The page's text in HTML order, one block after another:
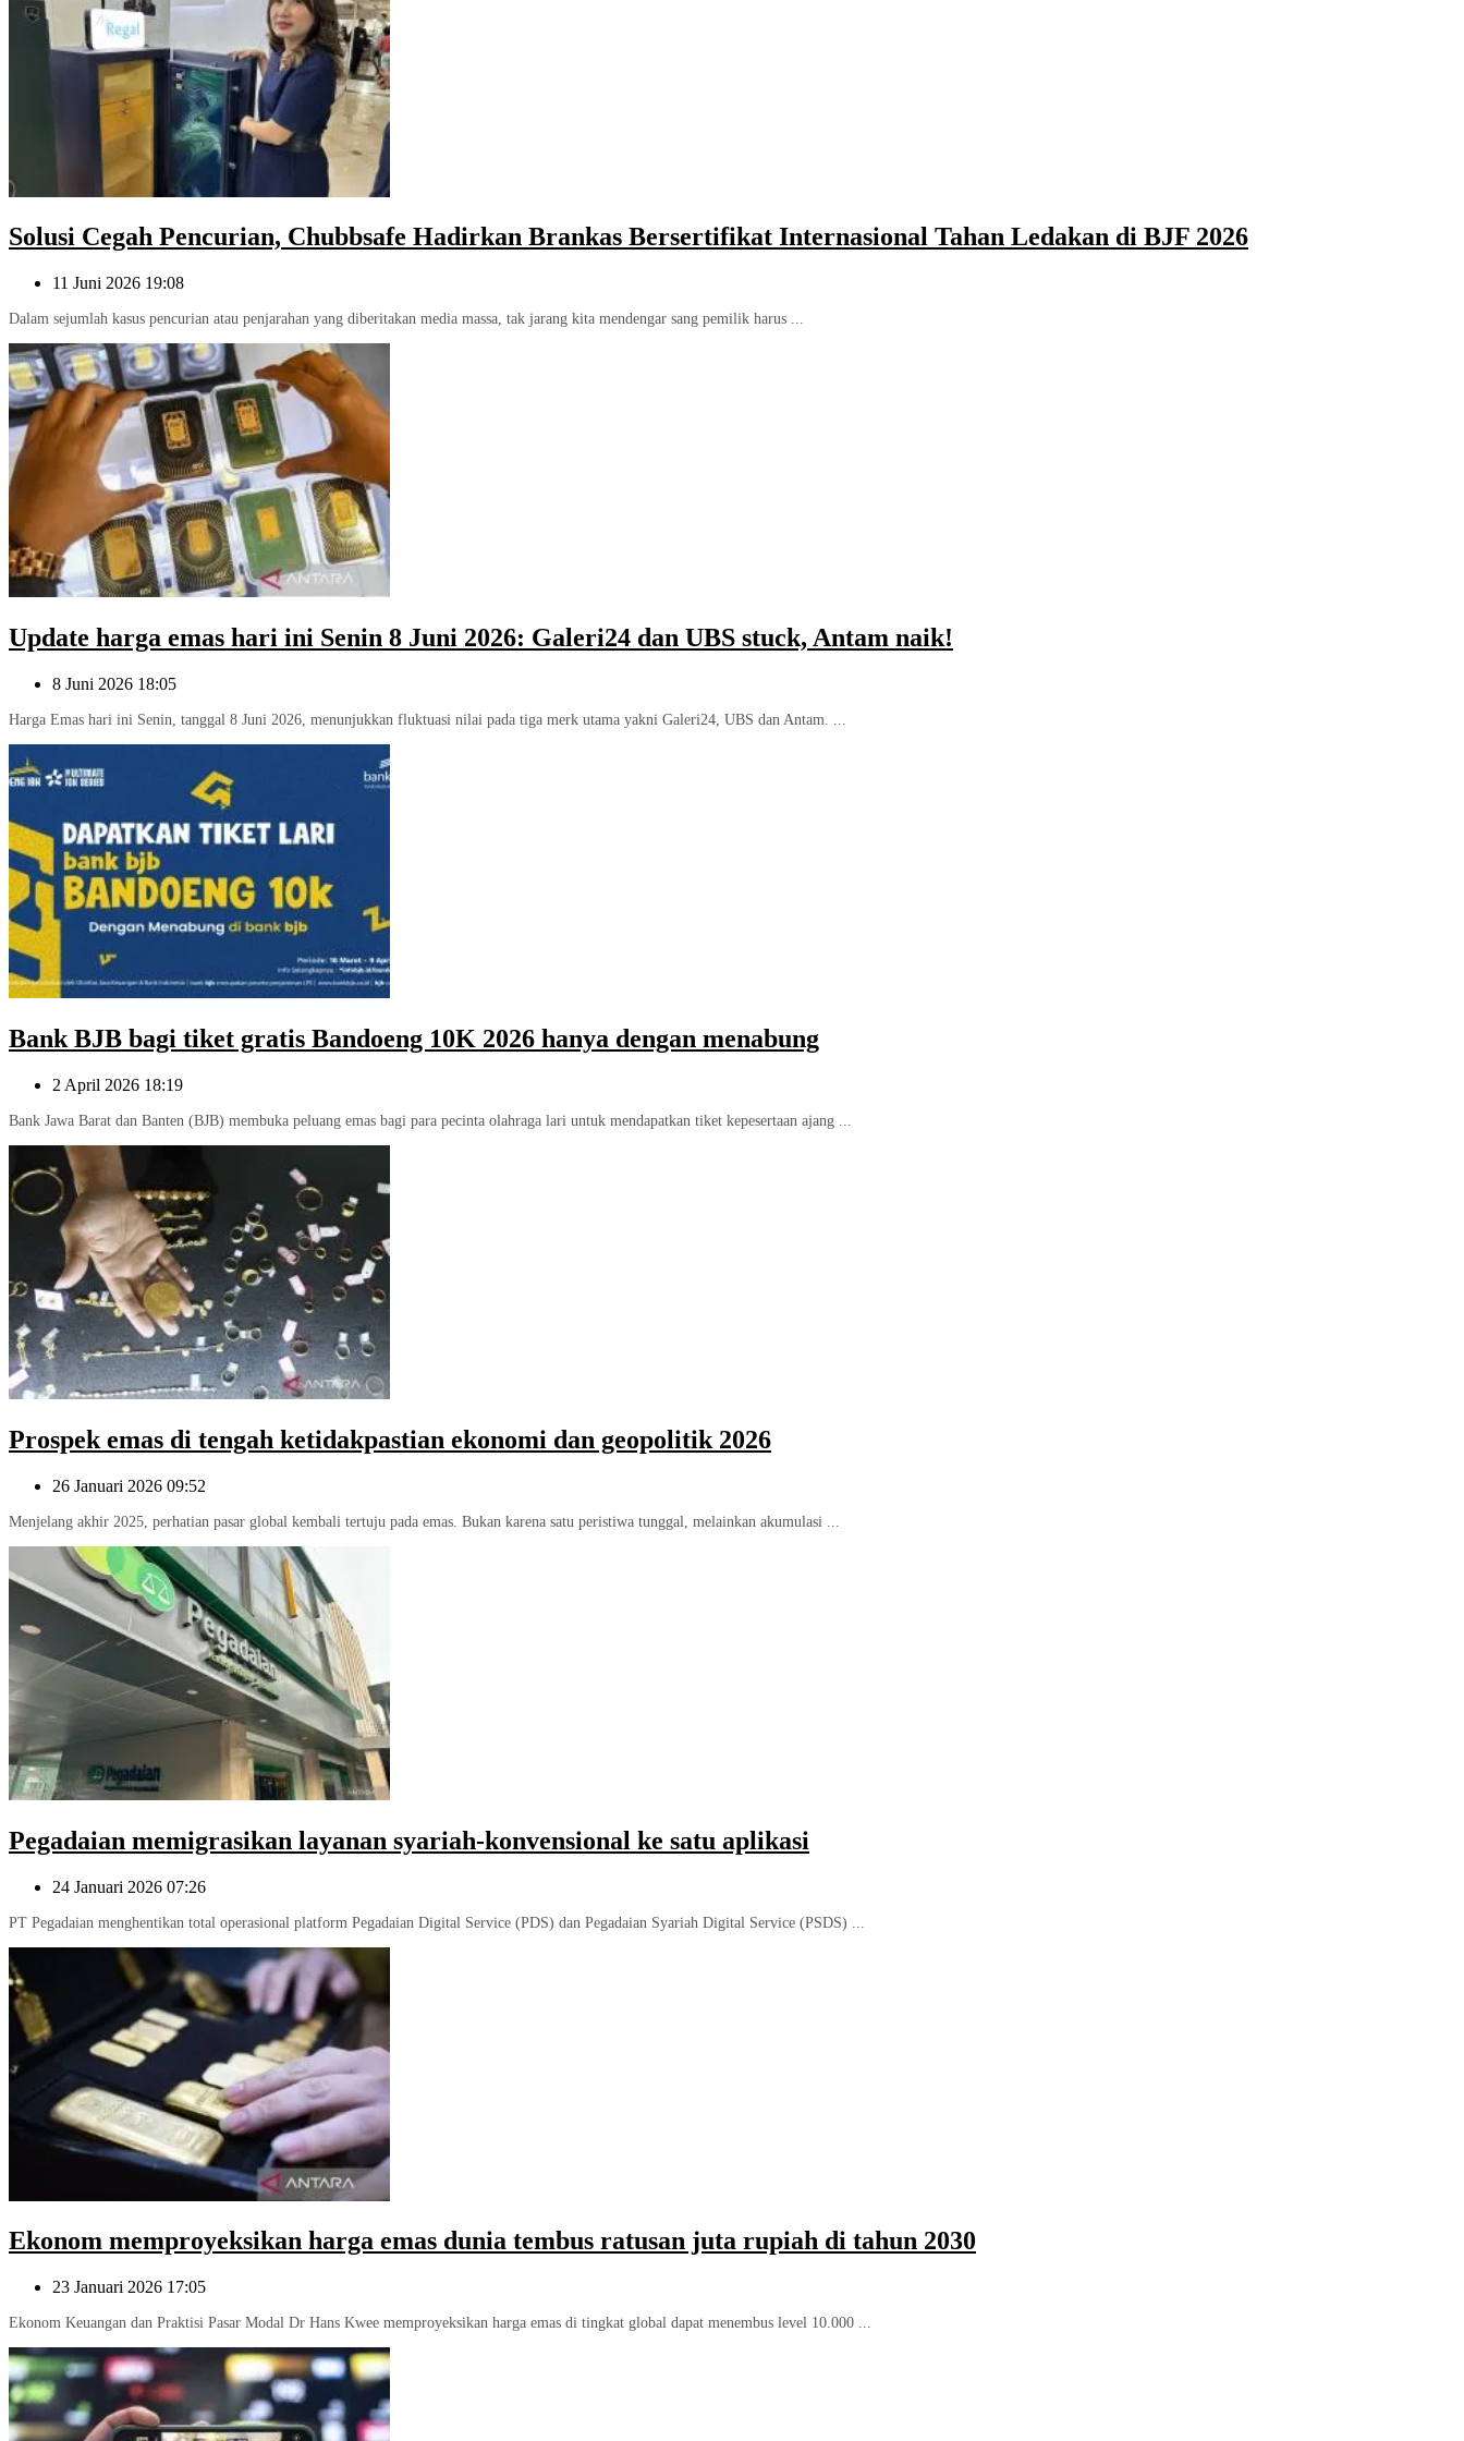
Solusi Cegah Pencurian, Chubbsafe Hadirkan Brankas Bersertifikat Internasional Tahan Ledakan di BJF 2026
11 Juni 2026 19:08
Dalam sejumlah kasus pencurian atau penjarahan yang diberitakan media massa, tak jarang kita mendengar sang pemilik harus ...
Update harga emas hari ini Senin 8 Juni 2026: Galeri24 dan UBS stuck, Antam naik!
8 Juni 2026 18:05
Harga Emas hari ini Senin, tanggal 8 Juni 2026, menunjukkan fluktuasi nilai pada tiga merk utama yakni Galeri24, UBS dan Antam. ...
Bank BJB bagi tiket gratis Bandoeng 10K 2026 hanya dengan menabung
2 April 2026 18:19
Bank Jawa Barat dan Banten (BJB) membuka peluang emas bagi para pecinta olahraga lari untuk mendapatkan tiket kepesertaan ajang ...
Prospek emas di tengah ketidakpastian ekonomi dan geopolitik 2026
26 Januari 2026 09:52
Menjelang akhir 2025, perhatian pasar global kembali tertuju pada emas. Bukan karena satu peristiwa tunggal, melainkan akumulasi ...
Pegadaian memigrasikan layanan syariah-konvensional ke satu aplikasi
24 Januari 2026 07:26
PT Pegadaian menghentikan total operasional platform Pegadaian Digital Service (PDS) dan Pegadaian Syariah Digital Service (PSDS) ...
Ekonom memproyeksikan harga emas dunia tembus ratusan juta rupiah di tahun 2030
23 Januari 2026 17:05
Ekonom Keuangan dan Praktisi Pasar Modal Dr Hans Kwee memproyeksikan harga emas di tingkat global dapat menembus level 10.000 ...